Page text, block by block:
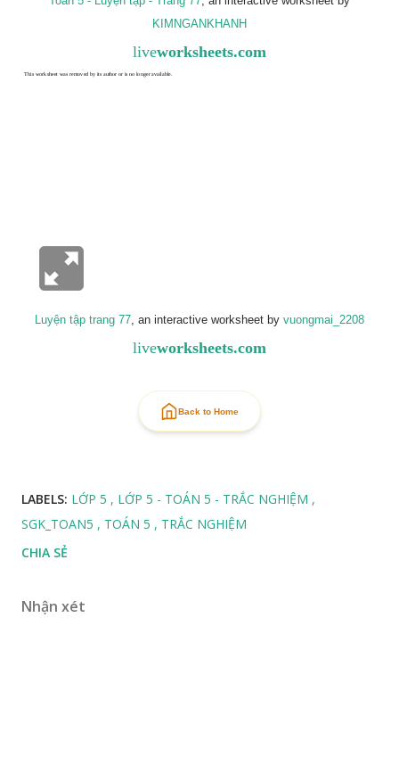
KIMNGANKHANH
liveworksheets.com
Luyện tập trang 77, an interactive worksheet by vuongmai_2208
liveworksheets.com
Back to Home
LABELS: LỚP 5
LỚP 5 - TOÁN 5 - TRẮC NGHIỆM
SGK_TOAN5
TOÁN 5
TRẮC NGHIỆM
CHIA SẺ
Nhận xét